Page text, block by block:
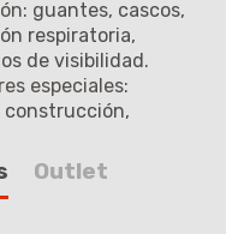
: guantes, cascos,
respiratoria,
de visibilidad.
especiales:
construcción,
Outlet